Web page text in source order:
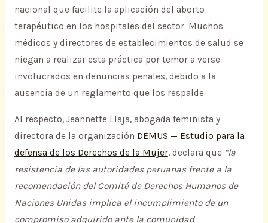
nacional que facilite la aplicación del aborto
terapéutico en los hospitales del sector. Muchos
médicos y directores de establecimientos de salud se
niegan a realizar esta práctica por temor a verse
involucrados en denuncias penales, debido a la
ausencia de un reglamento que los respalde.
Al respecto, Jeannette Llaja, abogada feminista y
directora de la organización DEMUS — Estudio para la
defensa de los Derechos de la Mujer, declara que “la
resistencia de las autoridades peruanas frente a la
recomendación del Comité de Derechos Humanos de
Naciones Unidas implica el incumplimiento de un
compromiso adquirido ante la comunidad